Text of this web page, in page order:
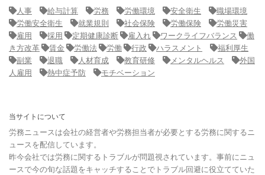
人事
給与計算 労務 労働環境 安全衛生
職場環境
労働安全衛生
就業規則 社会保険 労働保険
労働災害
雇用
採用 定期健康診断 雇入れ ワークライフバランス
働
き方改革
賃金 労働法 労働 行政 ハラスメント
福利厚生
副業
退職 人材育成 教育研修 メンタルヘルス
外国
人雇用
熱中症予防 モチベーション
当サイトについて
労務ニュースは会社の経営者や労務担当者が必要とする労務に関するニ
ュースを配信しています。
昨今会社では労務に関するトラブルが問題視されています。事前にニュ
ースで今の旬な話題をキャッチすることでトラブル回避に役立てていた